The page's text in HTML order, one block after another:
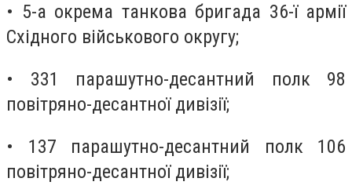
• 5-а окрема танкова бригада 36-ї армії
Східного військового округу;
• 331 парашутно-десантний полк 98
повітряно-десантної дивізії;
• 137 парашутно-десантний полк 106
повітряно-десантної дивізії;